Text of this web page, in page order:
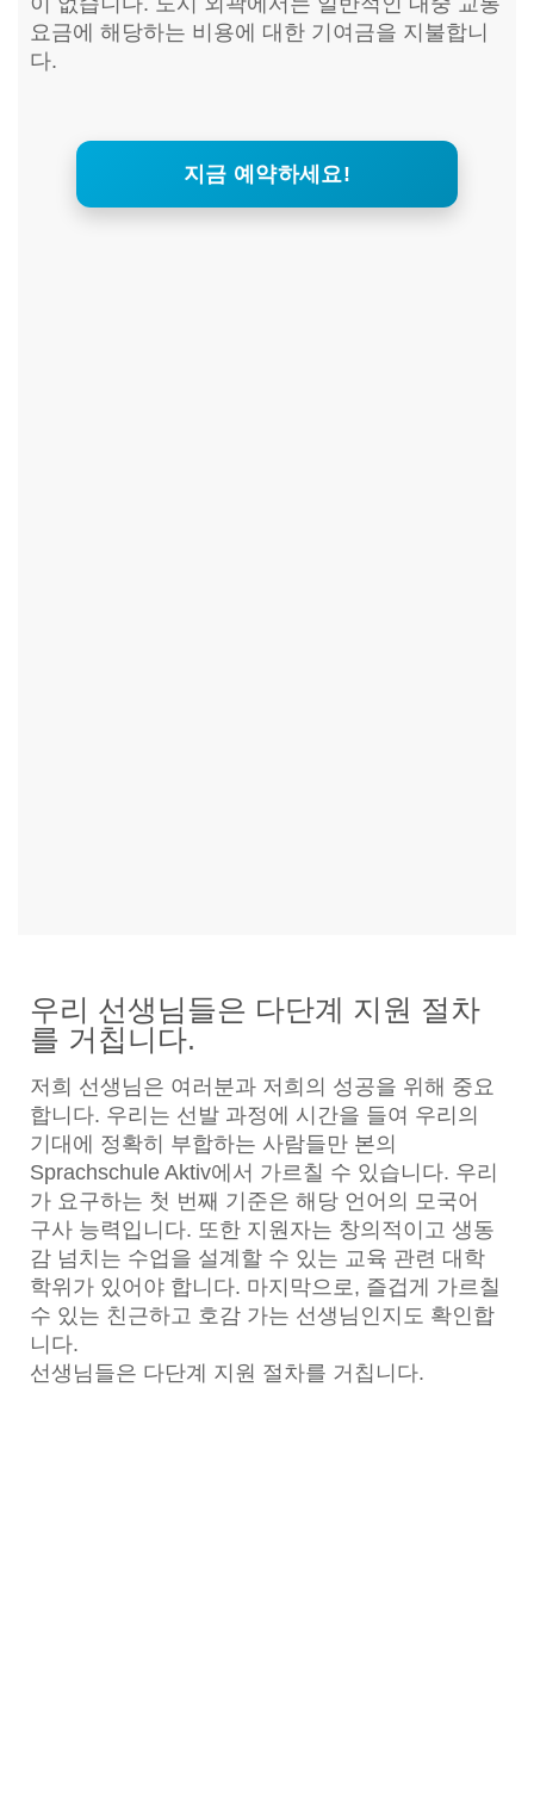
요금에 해당하는 비용에 대한 기여금을 지불합니
다.
지금 예약하세요!
우리 선생님들은 다단계 지원 절차
를 거칩니다.
저희 선생님은 여러분과 저희의 성공을 위해 중요
합니다. 우리는 선발 과정에 시간을 들여 우리의
기대에 정확히 부합하는 사람들만 본의
Sprachschule Aktiv에서 가르칠 수 있습니다. 우리
가 요구하는 첫 번째 기준은 해당 언어의 모국어
구사 능력입니다. 또한 지원자는 창의적이고 생동
감 넘치는 수업을 설계할 수 있는 교육 관련 대학
학위가 있어야 합니다. 마지막으로, 즐겁게 가르칠
수 있는 친근하고 호감 가는 선생님인지도 확인합
니다.
선생님들은 다단계 지원 절차를 거칩니다.